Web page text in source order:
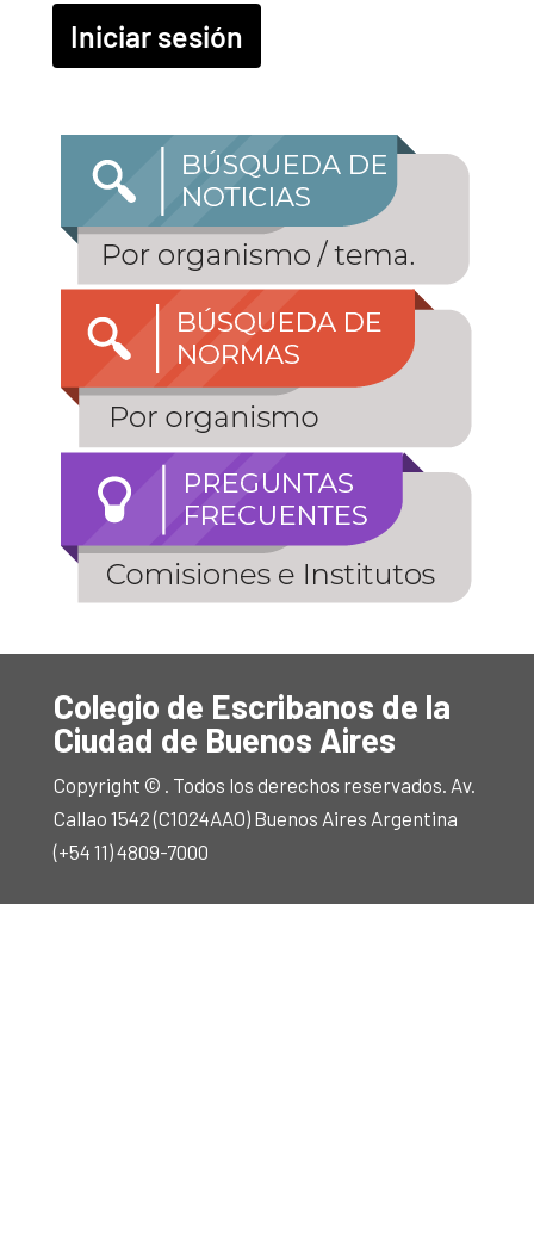
Colegio de Escribanos de la
Ciudad de Buenos Aires
Copyright © . Todos los derechos reservados. Av.
Callao 1542 (C1024AAO) Buenos Aires Argentina
(+54 11) 4809-7000